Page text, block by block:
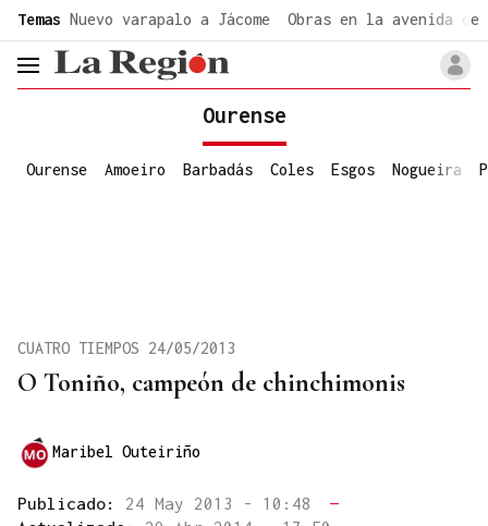
Temas Nuevo varapalo a Jácome Obras en la avenida de
header.menu.open
Ourense
Ourense Amoeiro Barbadás Coles Esgos Nogueira
O Toniño, campeón de chinchimonis
CUATRO TIEMPOS 24/05/2013
Maribel Outeiriño
Publicado: 24 May 2013 - 10:48
—